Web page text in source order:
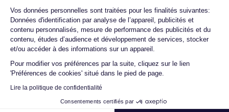
Vos données personnelles sont traitées pour les finalités suivantes:
Données d'identification par analyse de l’appareil, publicités et
contenu personnalisés, mesure de performance des publicités et du
contenu, études d’audience et développement de services, stocker
et/ou accéder à des informations sur un appareil.
Pour modifier vos préférences par la suite, cliquez sur le lien
'Préférences de cookies' situé dans le pied de page.
Lire la politique de confidentialité
Consentements certifiés par
Axeptio consent
Charge rapide
Oui, puissance min. 20W
Recharge sans fil
Oui, puissance rapide min. 15W
Non